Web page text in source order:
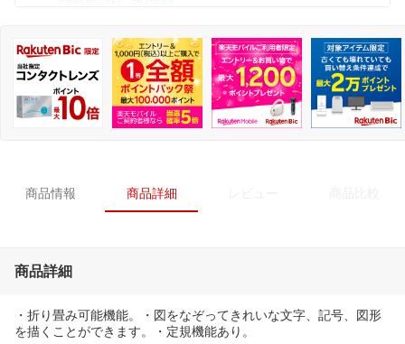
商品情報 商品詳細
商品詳細
・折り畳み可能機能。・図をなぞってきれいな文字、記号、図形
を描くことができます。・定規機能あり。